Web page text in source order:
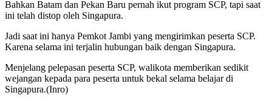
Bahkan Batam dan Pekan Baru pernah ikut program SCP, tapi saat
ini telah distop oleh Singapura.
Jadi saat ini hanya Pemkot Jambi yang mengirimkan peserta SCP.
Karena selama ini terjalin hubungan baik dengan Singapura.
Menjelang pelepasan peserta SCP, walikota memberikan sedikit
wejangan kepada para peserta untuk bekal selama belajar di
Singapura.(Inro)